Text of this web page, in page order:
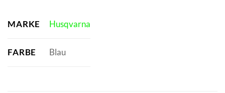
MARKE Husqvarna
FARBE Blau